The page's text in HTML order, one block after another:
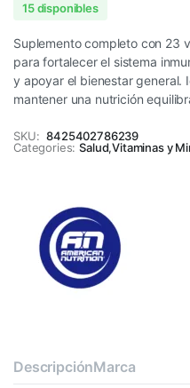
15 disponibles
Suplemento completo con 23
para fortalecer el sistema
y apoyar el bienestar general.
mantener una nutrición
SKU: 8425402786239
Categories: Salud,Vitaminas y
DescripciónMarca